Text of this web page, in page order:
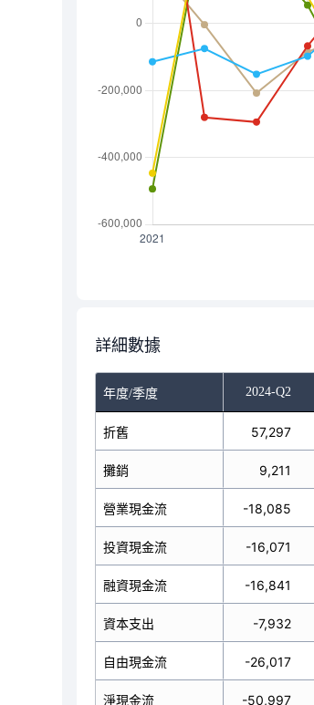
詳細數據
年度/季度
2024-Q1 2024-Q2
折舊
攤銷
營業現金流
投資現金流
融資現金流
資本支出
自由現金流
淨現金流
53,790 57,297
9,211
-29,151 -18,085
-197,784 -16,071
277,536 -16,841
-23,212 -7,932
-52,363 -26,017
50,601 -50,997